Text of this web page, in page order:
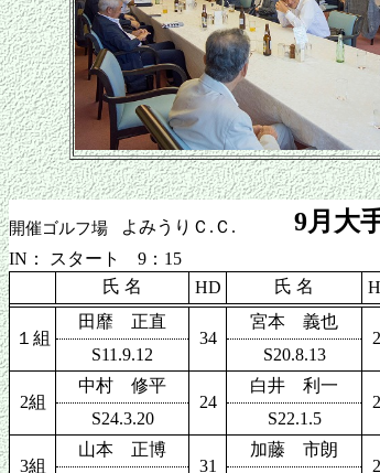
開催ゴルフ場 よみうりＣ.Ｃ. 9月大
IN： スタート 9：15
氏 名 HD 氏 名
１組
田靡 正直
34
宮本 義也
S11.9.12 S20.8.13
2組
中村 修平
24
白井 利一
S24.3.20 S22.1.5
3組
山本 正博
31
加藤 市朗